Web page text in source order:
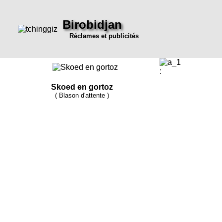
Birobidjan
Réclames et publicités
Skoed en gortoz
( Blason d'attente )
: